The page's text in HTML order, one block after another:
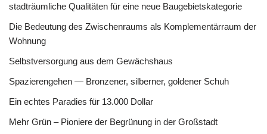
stadträumliche Qualitäten für eine neue Baugebietskategorie
Die Bedeutung des Zwischenraums als Komplementärraum der
Wohnung
Selbstversorgung aus dem Gewächshaus
Spazierengehen — Bronzener, silberner, goldener Schuh
Ein echtes Paradies für 13.000 Dollar
Mehr Grün – Pioniere der Begrünung in der Großstadt